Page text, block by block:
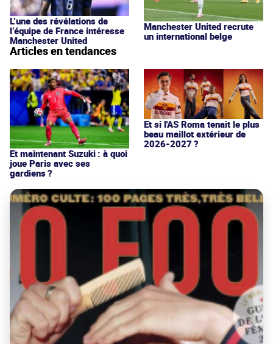
L’une des révélations de
l’équipe de France intéresse
Manchester United
Manchester United recrute
un international belge
Articles en tendances
Et maintenant Suzuki : à quoi
joue Paris avec ses
gardiens ?
Et si l'AS Roma tenait le plus
beau maillot extérieur de
2026-2027 ?